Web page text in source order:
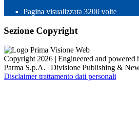
Pagina visualizzata 3200 volte
Sezione Copyright
Copyright 2026 | Engineered and powered
Parma S.p.A. | Divisione Publishing &
Disclaimer trattamento dati personali